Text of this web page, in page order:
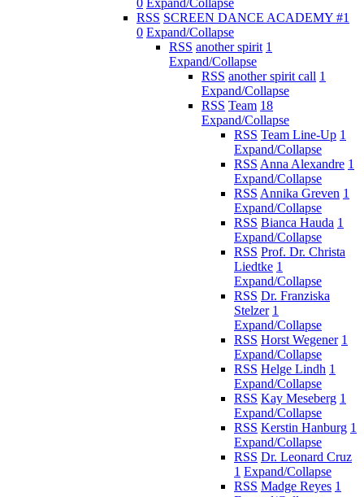
0 Expand/Collapse
RSS SCREEN DANCE ACADEMY #1
0 Expand/Collapse
RSS another spirit 1
Expand/Collapse
RSS another spirit call 1
Expand/Collapse
RSS Team 18
Expand/Collapse
RSS Team Line-Up 1
Expand/Collapse
RSS Anna Alexandre 1
Expand/Collapse
RSS Annika Greven 1
Expand/Collapse
RSS Bianca Hauda 1
Expand/Collapse
RSS Prof. Dr. Christa
Liedtke 1
Expand/Collapse
RSS Dr. Franziska
Stelzer 1
Expand/Collapse
RSS Horst Wegener 1
Expand/Collapse
RSS Helge Lindh 1
Expand/Collapse
RSS Kay Meseberg 1
Expand/Collapse
RSS Kerstin Hanburg 1
Expand/Collapse
RSS Dr. Leonard Cruz
1 Expand/Collapse
RSS Madge Reyes 1